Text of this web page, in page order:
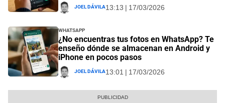
Joel Dávila13:13 | 17/03/2026
Whatsapp
¿No encuentras tus fotos en WhatsApp? Te
enseño dónde se almacenan en Android y
iPhone en pocos pasos
Joel Dávila13:01 | 17/03/2026